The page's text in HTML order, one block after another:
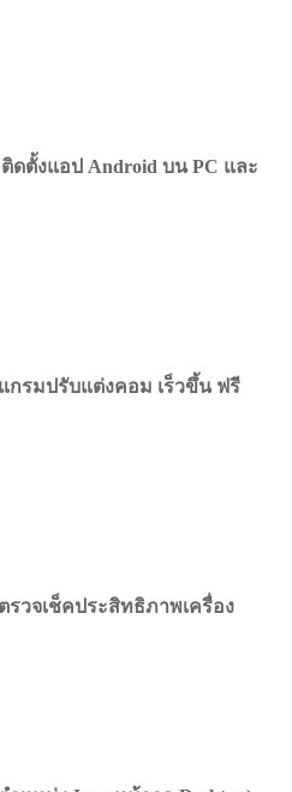
ดตั้งแอป Android บน PC และ
กรมปรับแต่งคอม เร็วขึ้น ฟรี
รวจเช็คประสิทธิภาพเครื่อง